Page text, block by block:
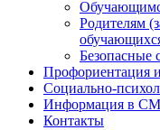
Родителям
Безопасные
Профориентация
Социально-
Информация в
Контакты